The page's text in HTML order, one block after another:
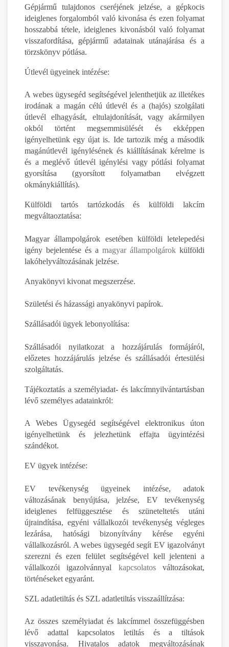
Gépjármű tulajdonos cseréjének jelzése, a gépkocis
ideiglenes forgalomból való kivonása és ezen folyamat
hosszabbá tétele, ideiglenes kivonásból való folyamat
visszafordítása, gépjármű adatainak utánajárása és a
törzskönyv pótlása.
Útlevél ügyeinek intézése:
A webes ügysegéd segítségével jelenthetjük az illetékes
irodának a magán célú útlevél és a (hajós) szolgálati
útlevél elhagyását, eltulajdonítását, vagy akármilyen
okból történt megsemmisülését és ekképpen
igényelhetünk egy újat is. Ide tartozik még a második
magánútlevél igénylésének és kiállításának kérelme is
és a meglévő útlevél igénylési vagy pótlási folyamat
gyorsítása (gyorsított folyamatban elvégzett
okmánykiállítás).
Külföldi tartós tartózkodás és külföldi lakcím
megváltaoztatása:
Magyar állampolgárok esetében külföldi letelepedési
igény bejelentése és a magyar állampolgárok külföldi
lakóhelyváltozásának jelzése.
Anyakönyvi kivonat megszerzése.
Születési és házassági anyakönyvi papírok.
Szállásadói ügyek lebonyolítása:
Szállásadói nyilatkozat a hozzájárulás formájáról,
előzetes hozzájárulás jelzése és szállásadói értesülési
szolgáltatás.
Tájékoztatás a személyiadat- és lakcímnyilvántartásban
lévő személyes adatainkról:
A Webes Ügysegéd segítségével elektronikus úton
igényelhetünk és jelezhetünk effajta ügyintézési
szándékot.
EV ügyek intézése:
EV tevékenység ügyeinek intézése, adatok
változásának benyújtása, jelzése, EV tevékenység
ideiglenes felfüggesztése és szüneteltetés utáni
újraindítása, egyéni vállalkozói tevékenység végleges
lezárása, hatósági bizonyítvány kérése egyéni
vállalkozásról. A webes ügysegéd segít EV igazolványt
szerezni és ezen felület segítségével kell jelenteni a
vállalkozói igazolvánnyal kapcsolatosváltozásokat,
történéseket egyaránt.
SZL adatletiltás és SZL adatletiltás visszaállítzása:
Az összes személyiadat és lakcímmel összefüggésben
lévő adattal kapcsolatos letiltás és a tiltások
visszavonása. Hivatalos adatok megváltozásának